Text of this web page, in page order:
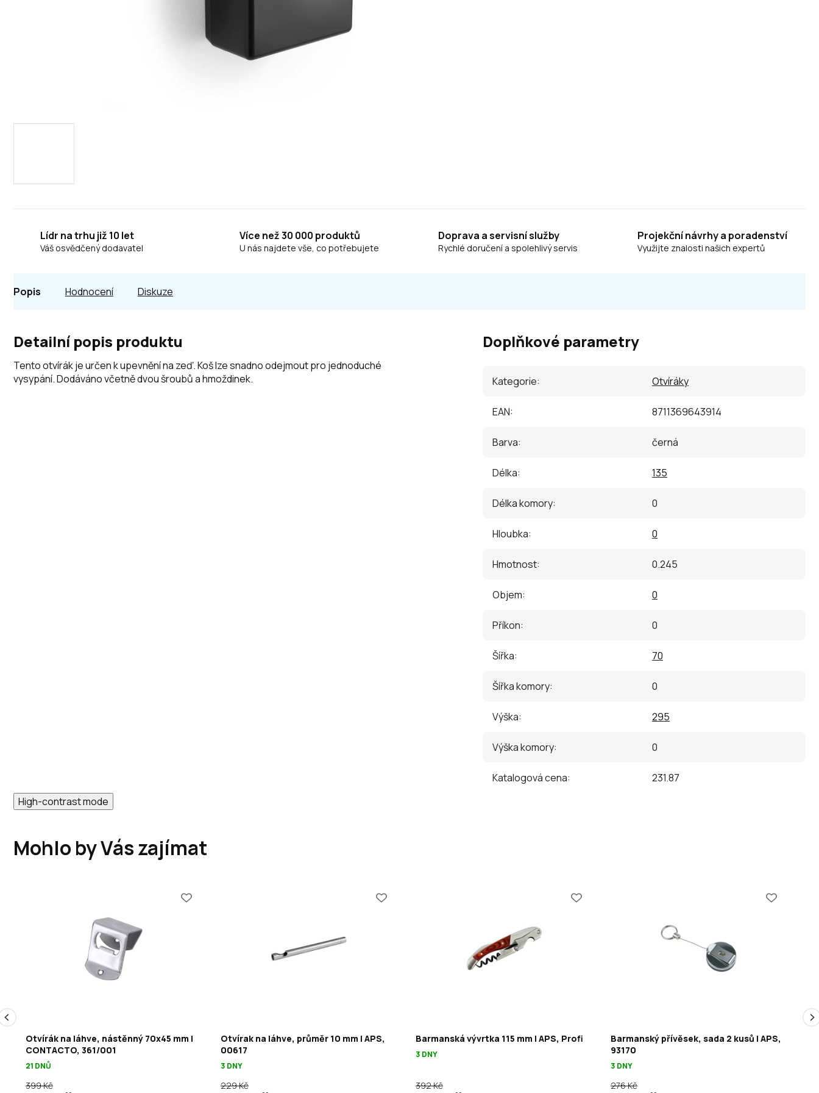
Lídr na trhu již 10 let
Váš osvědčený dodavatel
Více než 30 000 produktů
U nás najdete vše, co potřebujete
Doprava a servisní služby
Rychlé doručení a spolehlivý servis
Projekční návrhy a poradenství
Využijte znalosti našich expertů
Popis Hodnocení Diskuze
Detailní popis produktu
Tento otvírák je určen k upevnění na zeď. Koš lze snadno odejmout pro jednoduché
vysypání. Dodáváno včetně dvou šroubů a hmoždinek.
Doplňkové parametry
Kategorie: Otvíráky
EAN: 8711369643914
Barva: černá
Délka: 135
Délka komory: 0
Hloubka: 0
Hmotnost: 0.245
Objem: 0
Příkon: 0
Šířka: 70
Šířka komory: 0
Výška: 295
Výška komory: 0
Katalogová cena:
231.87
High-contrast mode
Mohlo by Vás zajímat
Otvírák na láhve, nástěnný 70x45 mm |
CONTACTO, 361/001
21 DNŮ
399 Kč
Otvírak na láhve, průměr 10 mm | APS,
00617
3 DNY
229 Kč
Barmanská vývrtka 115 mm | APS, Profi
3 DNY
392 Kč
Barmanský přívěsek, sada 2 kusů | APS,
93170
3 DNY
276 Kč